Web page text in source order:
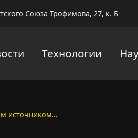
Союза Трофимова, 27, к. Б
Технологии
источником…